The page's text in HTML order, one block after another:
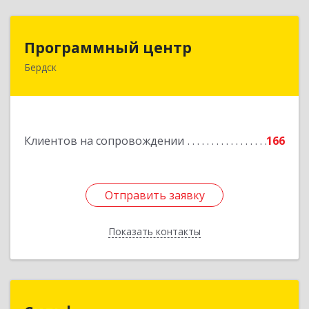
Программный центр
Бердск
Клиентов на сопровождении 166
Отправить заявку
Показать контакты
Программный центр
Отправить заявку
Назад